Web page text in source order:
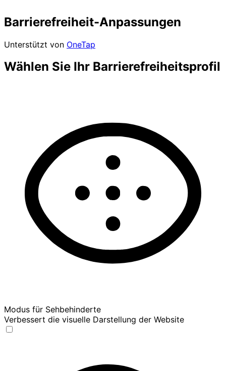
Barrierefreiheit-Anpassungen
Unterstützt von OneTap
Wählen Sie Ihr Barrierefreiheitsprofil
Modus für Sehbehinderte
Verbessert die visuelle Darstellung der Website